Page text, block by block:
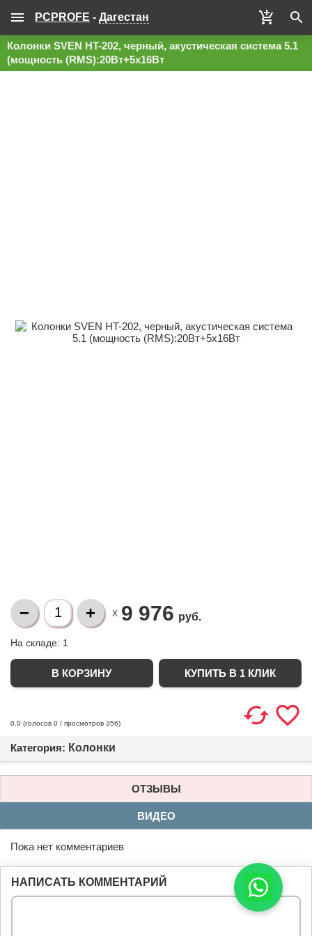
PCPROFE - Дагестан
Колонки SVEN HT-202, черный, акустическая система 5.1
(мощность (RMS):20Вт+5x16Вт
X 9 976 руб.
На складе: 1
КУПИТЬ В 1 КЛИК
0.0 (голосов 0 / просмотров 356)
Категория: Колонки
ОТЗЫВЫ
ВИДЕО
Пока нет комментариев
НАПИСАТЬ КОММЕНТАРИЙ